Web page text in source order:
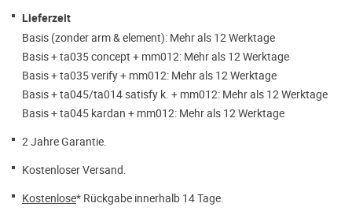
Lieferzeit
Basis (zonder arm & element): Mehr als 12 Werktage
Basis + ta035 concept + mm012: Mehr als 12 Werktage
Basis + ta035 verify + mm012: Mehr als 12 Werktage
Basis + ta045/ta014 satisfy k. + mm012: Mehr als 12 Werktage
Basis + ta045 kardan + mm012: Mehr als 12 Werktage
2 Jahre Garantie.
Kostenloser Versand.
Kostenlose* Rückgabe innerhalb 14 Tage.